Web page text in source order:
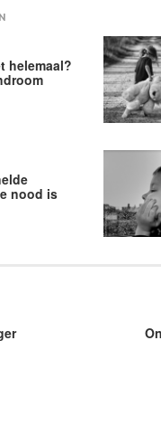
helemaal?
nood is